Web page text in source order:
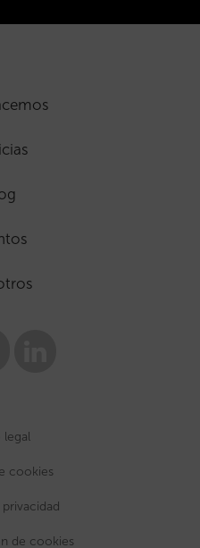
legal
cookies
de cookies